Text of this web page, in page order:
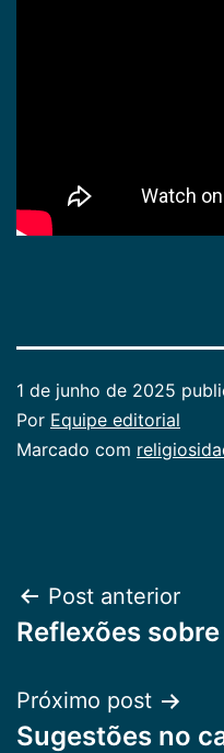
1 de junho de 2025
Por Equipe editorial
Categorizado
Marcado com
Navegação
de
Post
Post anterior
Reflexões
Próximo post
Sugestões no